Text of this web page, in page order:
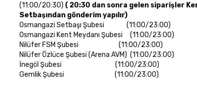
(11:00/20:30) ( 20:30 dan sonra gelen siparişler
Setbaşından gönderim yapılır)
Osmangazi Setbaşı Şubesi (11:00/23:00)
Osmangazi Kent Meydanı Şubesi (11:00/23:00)
Nilüfer FSM Şubesi (11:00/23:00)
Nilüfer Özlüce Şubesi (Arena AVM) (11:00/23:00)
İnegöl Şubesi (11:00/23:00)
Gemlik Şubesi (11:00/23:00)